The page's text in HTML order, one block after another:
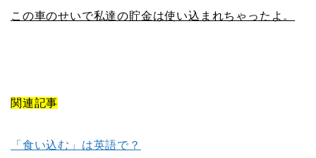
この車のせいで私達の貯金は使い込まれちゃったよ。
関連記事
「食い込む」は英語で？